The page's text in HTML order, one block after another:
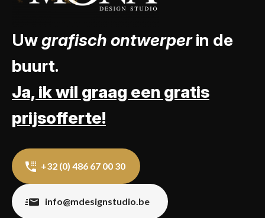
Uwgrafisch ontwerperin de
buurt.
Ja, ik wil graag een gratis
prijsofferte!
+32 (0) 486 67 00 30
info@mdesignstudio.be